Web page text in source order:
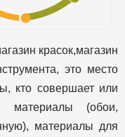
красок,магазин
это место
кто совершает или
материалы (обои,
материалы для